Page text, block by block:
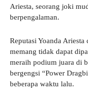
Ariesta, seorang joki
berpengalaman.
​Reputasi Yoanda
memang tidak dapat
meraih podium juara di
bergengsi “Power
beberapa waktu lalu.